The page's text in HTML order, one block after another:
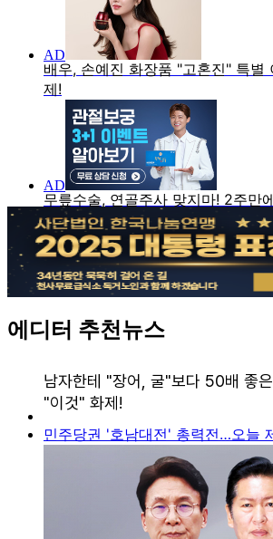
에디터 추천뉴스
민주당권 '호남대전' 총력전…오늘